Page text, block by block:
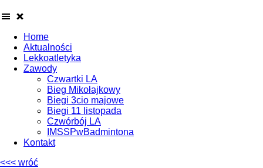
Home
Aktualności
Lekkoatletyka
Zawody
Czwartki LA
Bieg Mikołajkowy
Biegi 3cio majowe
Biegi 11 listopada
Czwórbój LA
IMSSPwBadmintona
Kontakt
<<< wróć